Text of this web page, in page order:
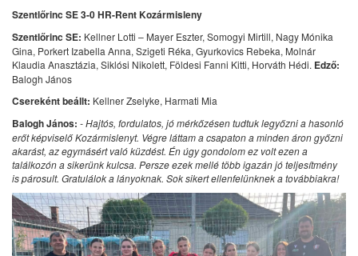
Szentlőrinc SE 3-0 HR-Rent Kozármisleny
Szentlőrinc SE: Kellner Lotti – Mayer Eszter, Somogyi Mirtill, Nagy Mónika
Gina, Porkert Izabella Anna, Szigeti Réka, Gyurkovics Rebeka, Molnár
Klaudia Anasztázia, Siklósi Nikolett, Földesi Fanni Kitti, Horváth Hédi. Edző:
Balogh János
Csereként beállt: Kellner Zselyke, Harmati Mia
Balogh János: - Hajtós, fordulatos, jó mérkőzésen tudtuk legyőzni a hasonló
erőt képviselő Kozármislenyt. Végre láttam a csapaton a minden áron győzni
akarást, az egymásért való küzdést. Én úgy gondolom ez volt ezen a
találkozón a sikerünk kulcsa. Persze ezek mellé több igazán jó teljesítmény
is párosult. Gratulálok a lányoknak. Sok sikert ellenfelünknek a továbbiakra!